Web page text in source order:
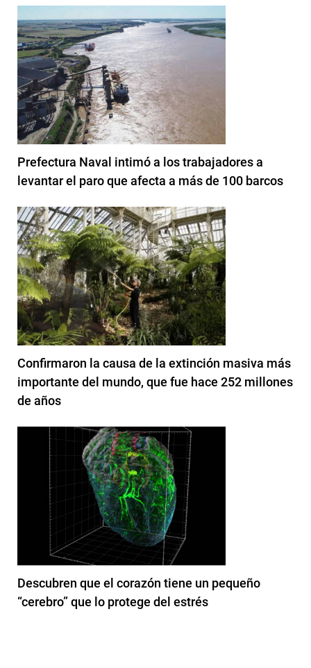
Prefectura Naval intimó a los trabajadores a
levantar el paro que afecta a más de 100 barcos
Confirmaron la causa de la extinción masiva más
importante del mundo, que fue hace 252 millones
de años
Descubren que el corazón tiene un pequeño
“cerebro” que lo protege del estrés